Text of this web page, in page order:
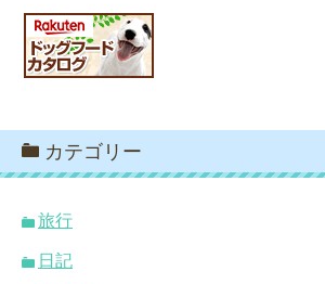
カテゴリー
旅行
日記